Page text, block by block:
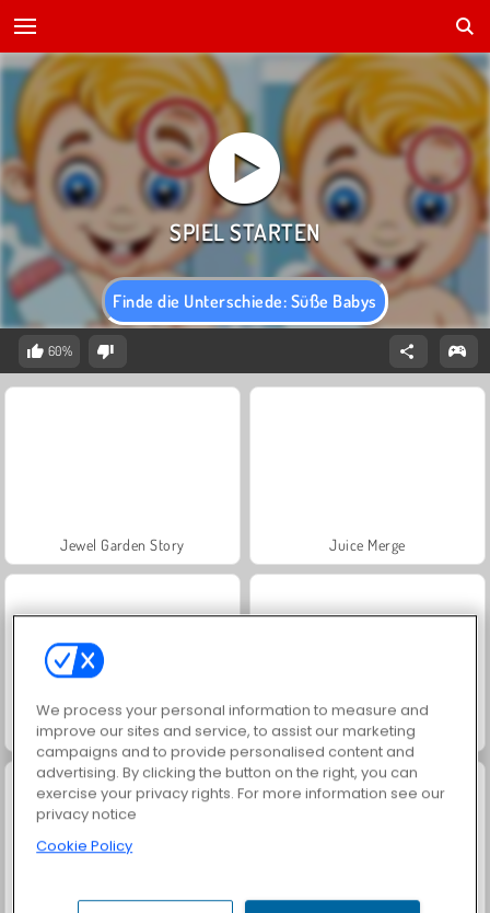
Finde die Unterschiede: Süße Babys
60%
Jewel Garden Story Juice Merge
Grand Mahjong Connect Trollface Quest: USA 2
We process your personal information to measure and
improve our sites and service, to assist our marketing
campaigns and to provide personalised content and
advertising. By clicking the button on the right, you can
exercise your privacy rights. For more information see our
privacy notice
Cookie Policy